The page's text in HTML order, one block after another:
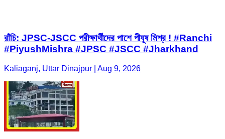
রাঁচি: JPSC-JSCC পরীক্ষার্থীদের পাশে পীযূষ মিশ্র ! #Ranchi
#PiyushMishra #JPSC #JSCC #Jharkhand
Kaliaganj, Uttar Dinajpur | Aug 9, 2026